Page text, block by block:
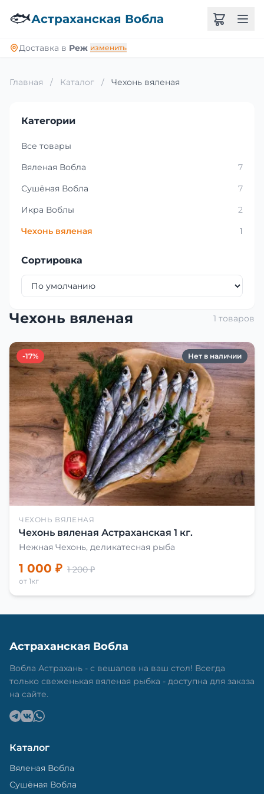
🐟Астраханская Вобла
Доставка в Реж изменить
Главная / Каталог / Чехонь вяленая
Категории
Все товары
Вяленая Вобла
7
Сушёная Вобла
7
Икра Воблы
2
Чехонь вяленая
1
Сортировка
Чехонь вяленая 1 товаров
-17% Нет в наличии
ЧЕХОНЬ ВЯЛЕНАЯ
Чехонь вяленая Астраханская 1 кг.
Нежная Чехонь, деликатесная рыба
1 000 ₽ 1 200 ₽
от 1кг
Астраханская Вобла
Вобла Астрахань - с вешалов на ваш стол! Всегда
только свеженькая вяленая рыбка - доступна для заказа
на сайте.
Каталог
Вяленая Вобла
Сушёная Вобла